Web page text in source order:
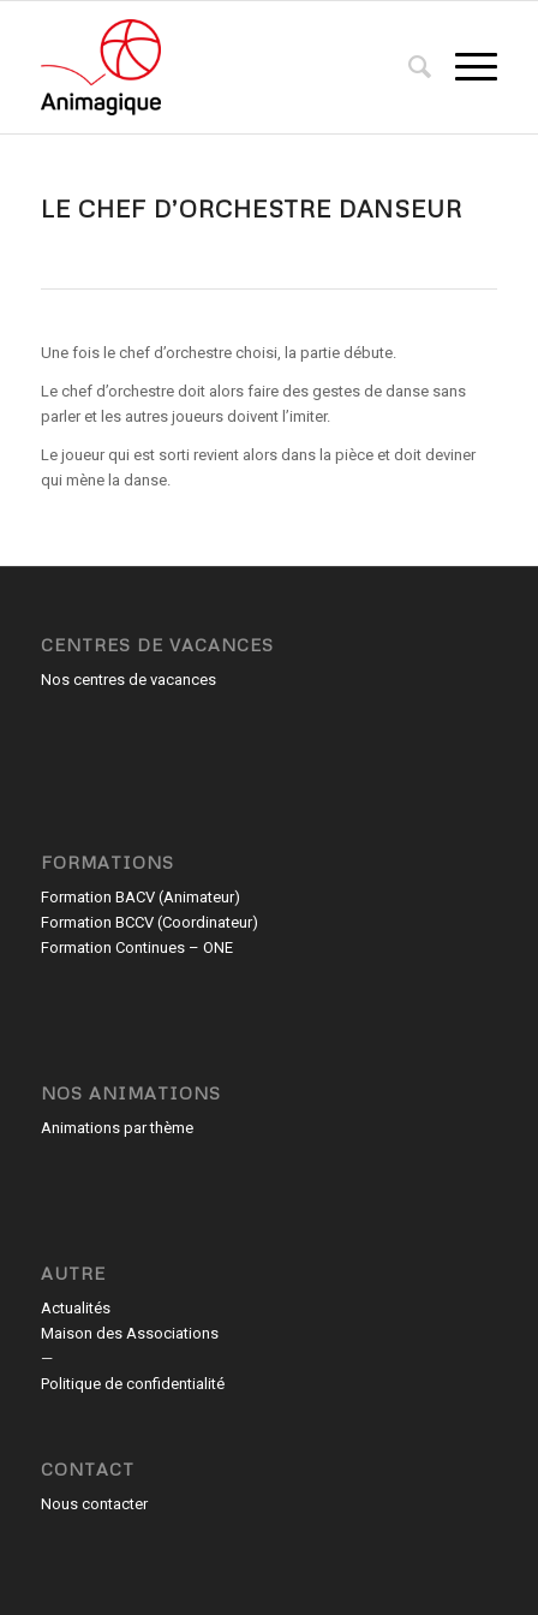
LE CHEF D’ORCHESTRE DANSEUR
Une fois le chef d’orchestre choisi, la partie débute.
Le chef d’orchestre doit alors faire des gestes de danse sans
parler et les autres joueurs doivent l’imiter.
Le joueur qui est sorti revient alors dans la pièce et doit deviner
qui mène la danse.
CENTRES DE VACANCES
Nos centres de vacances
FORMATIONS
Formation BACV (Animateur)
Formation BCCV (Coordinateur)
Formation Continues – ONE
NOS ANIMATIONS
Animations par thème
AUTRE
Actualités
Maison des Associations
—
Politique de confidentialité
CONTACT
Nous contacter